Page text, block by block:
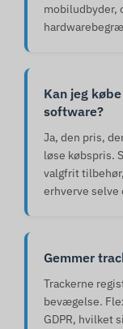
mobiludbyder,
Kan jeg
software?
Ja, den pris,
løse købspris.
valgfrit
erhverve selve
Gemmer
Trackerne
bevægelse.
GDPR, hvilket